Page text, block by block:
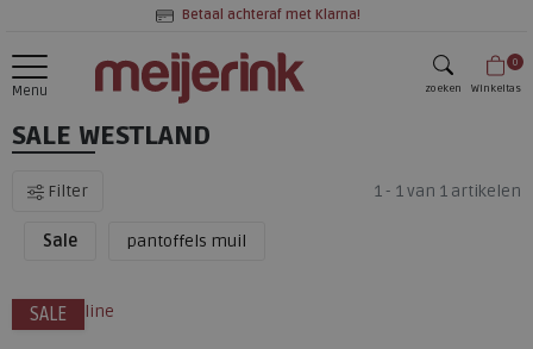
Betaal achteraf met Klarna!
Menu zoeken
0
Winkeltas
SALE WESTLAND
Filter 1 - 1 van 1 artikelen
Sale pantoffels muil
SALE
alleen online